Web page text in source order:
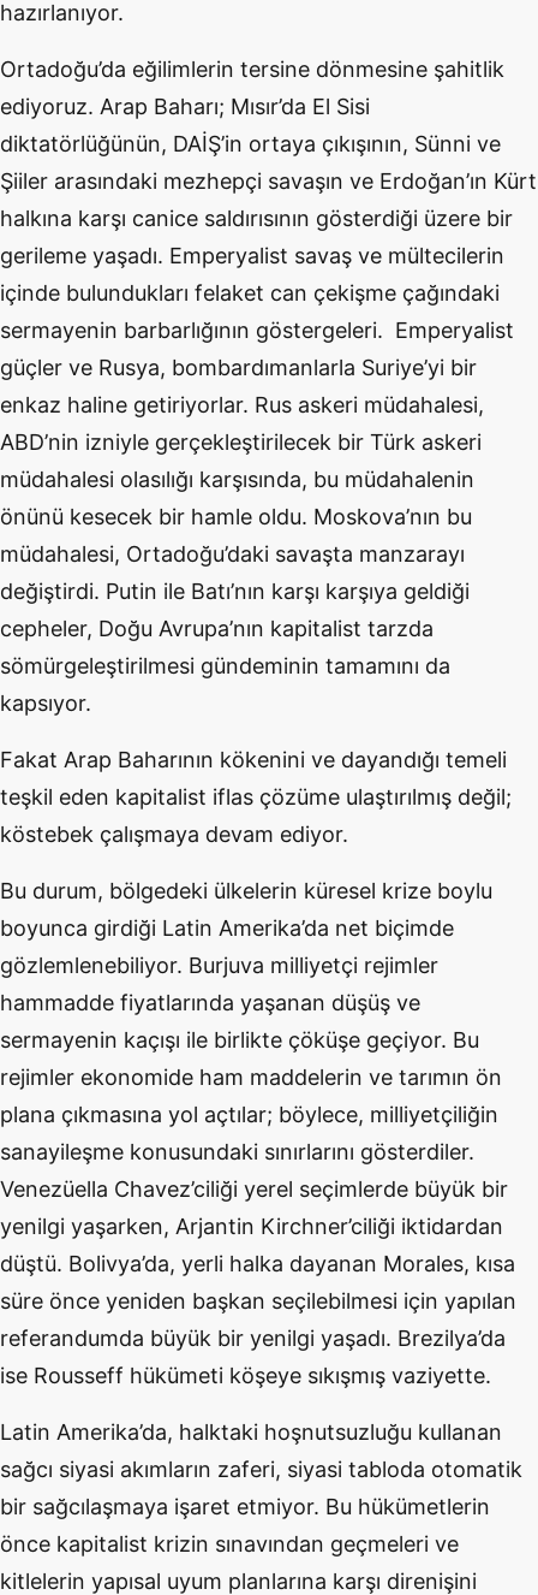
hazırlanıyor.
Ortadoğu’da eğilimlerin tersine dönmesine şahitlik
ediyoruz. Arap Baharı; Mısır’da El Sisi
diktatörlüğünün, DAİŞ’in ortaya çıkışının, Sünni ve
Şiiler arasındaki mezhepçi savaşın ve Erdoğan’ın Kürt
halkına karşı canice saldırısının gösterdiği üzere bir
gerileme yaşadı. Emperyalist savaş ve mültecilerin
içinde bulundukları felaket can çekişme çağındaki
sermayenin barbarlığının göstergeleri. Emperyalist
güçler ve Rusya, bombardımanlarla Suriye’yi bir
enkaz haline getiriyorlar. Rus askeri müdahalesi,
ABD’nin izniyle gerçekleştirilecek bir Türk askeri
müdahalesi olasılığı karşısında, bu müdahalenin
önünü kesecek bir hamle oldu. Moskova’nın bu
müdahalesi, Ortadoğu’daki savaşta manzarayı
değiştirdi. Putin ile Batı’nın karşı karşıya geldiği
cepheler, Doğu Avrupa’nın kapitalist tarzda
sömürgeleştirilmesi gündeminin tamamını da
kapsıyor.
Fakat Arap Baharının kökenini ve dayandığı temeli
teşkil eden kapitalist iflas çözüme ulaştırılmış değil;
köstebek çalışmaya devam ediyor.
Bu durum, bölgedeki ülkelerin küresel krize boylu
boyunca girdiği Latin Amerika’da net biçimde
gözlemlenebiliyor. Burjuva milliyetçi rejimler
hammadde fiyatlarında yaşanan düşüş ve
sermayenin kaçışı ile birlikte çöküşe geçiyor. Bu
rejimler ekonomide ham maddelerin ve tarımın ön
plana çıkmasına yol açtılar; böylece, milliyetçiliğin
sanayileşme konusundaki sınırlarını gösterdiler.
Venezüella Chavez’ciliği yerel seçimlerde büyük bir
yenilgi yaşarken, Arjantin Kirchner’ciliği iktidardan
düştü. Bolivya’da, yerli halka dayanan Morales, kısa
süre önce yeniden başkan seçilebilmesi için yapılan
referandumda büyük bir yenilgi yaşadı. Brezilya’da
ise Rousseff hükümeti köşeye sıkışmış vaziyette.
Latin Amerika’da, halktaki hoşnutsuzluğu kullanan
sağcı siyasi akımların zaferi, siyasi tabloda otomatik
bir sağcılaşmaya işaret etmiyor. Bu hükümetlerin
önce kapitalist krizin sınavından geçmeleri ve
kitlelerin yapısal uyum planlarına karşı direnişini